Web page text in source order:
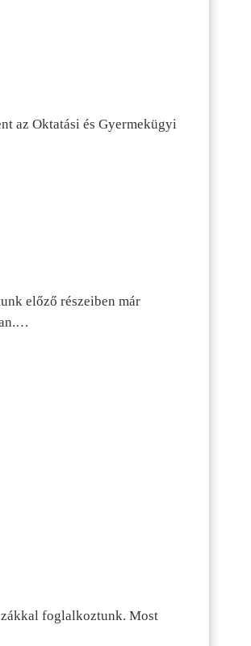
az Oktatási és Gyermekügyi
előző részeiben már
foglalkoztunk. Most